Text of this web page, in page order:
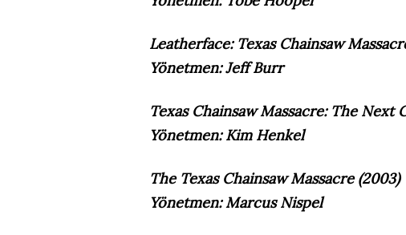
Leatherface: Texas Chainsaw
Yönetmen: Jeff Burr
Texas Chainsaw Massacre: The Next
Yönetmen: Kim Henkel
The Texas Chainsaw Massacre (2003)
Yönetmen: Marcus Nispel